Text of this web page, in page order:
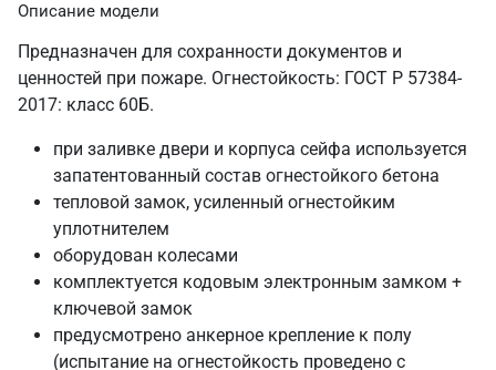
Описание модели
Предназначен для сохранности документов и
ценностей при пожаре. Огнестойкость: ГОСТ Р 57384-
2017: класс 60Б.
при заливке двери и корпуса сейфа используется
запатентованный состав огнестойкого бетона
тепловой замок, усиленный огнестойким
уплотнителем
оборудован колесами
комплектуется кодовым электронным замком +
ключевой замок
предусмотрено анкерное крепление к полу
(испытание на огнестойкость проведено с